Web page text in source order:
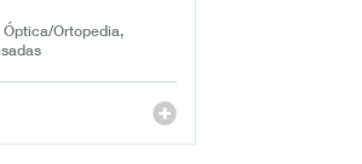
Ortopedia,